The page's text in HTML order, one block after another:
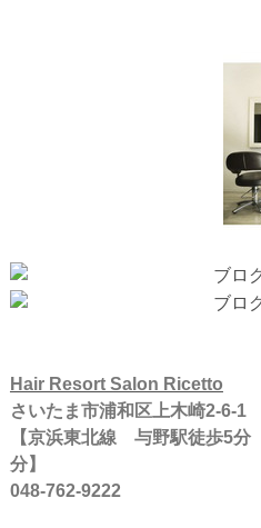
Hair Resort Salon Ricetto
さいたま市浦和区上木崎2-6-
【京浜東北線 与野駅徒歩5
分】
048-762-9222